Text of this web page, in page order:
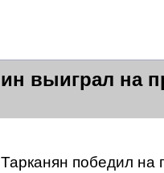
выиграл на
победил на